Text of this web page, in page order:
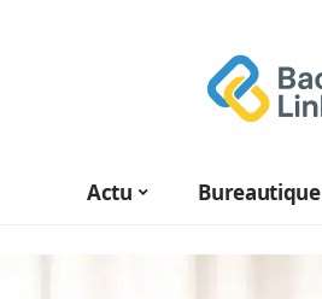
Actu Bureautique